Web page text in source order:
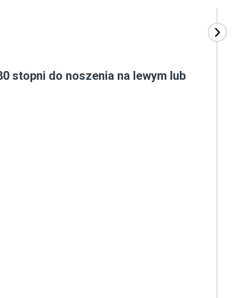
stopni do noszenia na lewym lub